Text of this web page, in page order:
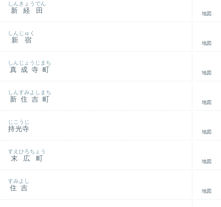
新経田
しんきょうでん
地図
新宿
しんじゅく
地図
真成寺町
しんじょうじまち
地図
新住吉町
しんすみよしまち
地図
持光寺
じこうじ
地図
末広町
すえひろちょう
地図
住吉
すみよし
地図